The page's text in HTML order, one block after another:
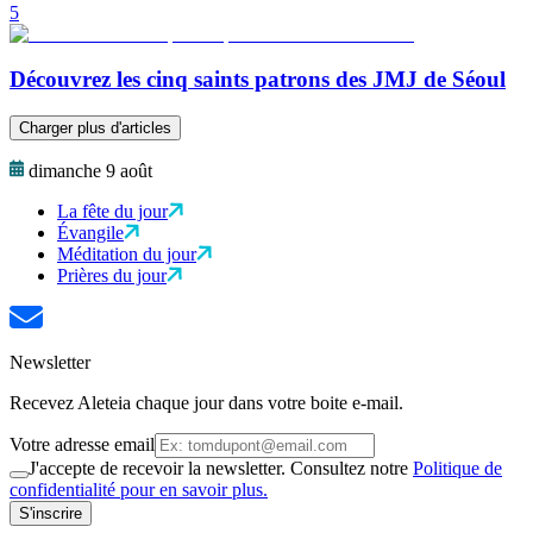
5
Découvrez les cinq saints patrons des JMJ de Séoul
Charger plus d'articles
dimanche 9 août
La fête du jour
Évangile
Méditation du jour
Prières du jour
Newsletter
Recevez Aleteia chaque jour dans votre boite e-mail.
Votre adresse email
J'accepte de recevoir la newsletter. Consultez notre Politique de
confidentialité pour en savoir plus.
S'inscrire